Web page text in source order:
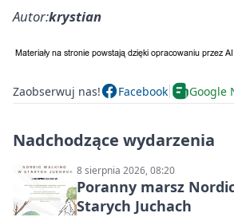
Autor:krystian
Zaobserwuj nas! Facebook Google
Nadchodzące wydarzenia
8 sierpnia 2026, 08:20
Poranny marsz
Starych Juchach